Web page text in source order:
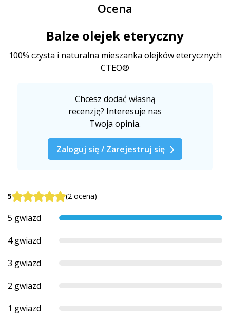
Ocena
Balze olejek eteryczny
100% czysta i naturalna mieszanka olejków eterycznych
CTEO®
Chcesz dodać własną
recenzję? Interesuje nas
Twoja opinia.
Zaloguj się / Zarejestruj się
5 (2 ocena)
5 gwiazd
4 gwiazd
3 gwiazd
2 gwiazd
1 gwiazd